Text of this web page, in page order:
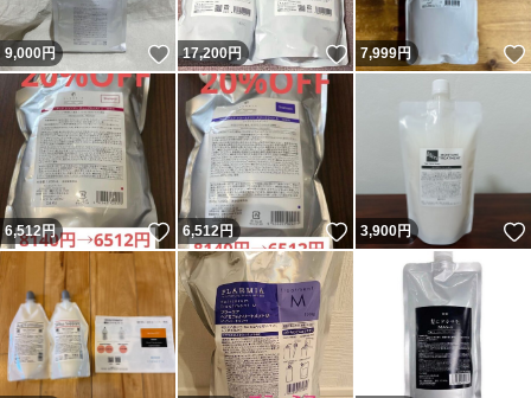
9,000円 いいね！
17,200円 いいね！
7,999円
6,512円 いいね！
6,512円 いいね！
3,900円